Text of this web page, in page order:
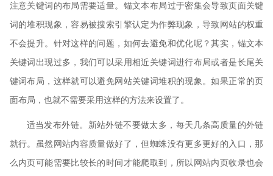
注意关键词的布局需要适量。锚文本布局过于密集会导致页面关键
词的堆积现象，容易被搜索引擎认定为作弊现象，导致网站的权重
不会提升。针对这样的问题，如何去避免和优化呢？其实，锚文本
关键词出现过多，我们可以采用相近关键词进行布局或者是长尾关
键词布局，这样就可以避免网站关键词堆积的现象。如果正常的页
面布局，也就不需要采用这样的方法来设置了。
适当发布外链。新站外链不要做太多，每天几条高质量的外链
就行。虽然网站内容质量做好了，但蜘蛛没有更多更好的入口，那
么内页可能需要比较长的时间才能爬取到，所以网站内页收录也会